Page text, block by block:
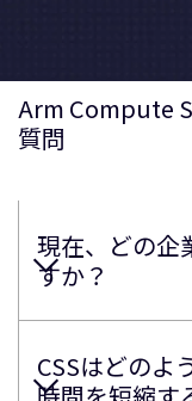
Arm Compute
質問
現在、どの企
すか？
CSSはどのよ